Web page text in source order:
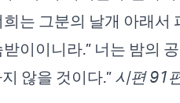
는 그분의 날개 아래서
이이니라.” 너는 밤의
않을 것이다.” 시편 91